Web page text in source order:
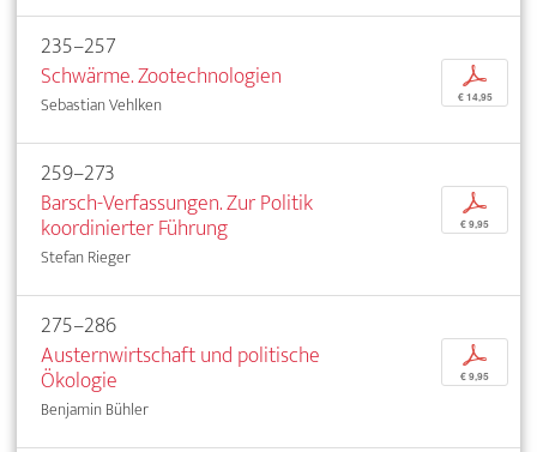
235–257
Schwärme. Zootechnologien
Sebastian Vehlken
p
€ 14,95
259–273
Barsch-Verfassungen. Zur Politik
koordinierter Führung
Stefan Rieger
p
€ 9,95
275–286
Austernwirtschaft und politische
Ökologie
Benjamin Bühler
p
€ 9,95